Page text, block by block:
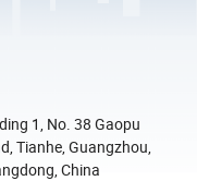
1, No. 38 Gaopu
Tianhe, Guangzhou,
China